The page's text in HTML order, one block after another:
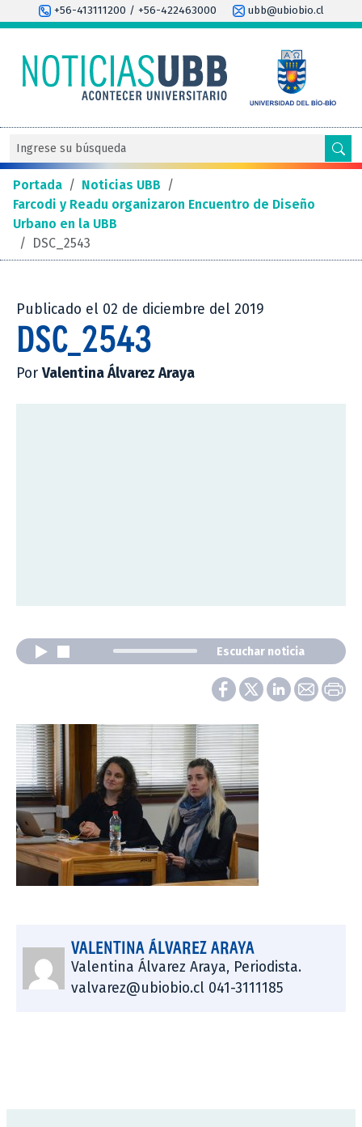
+56-413111200 / +56-422463000 ubb@ubiobio.cl
Portada / Noticias UBB /
Farcodi y Readu organizaron Encuentro de Diseño
Urbano en la UBB
/ DSC_2543
Publicado el 02 de diciembre del 2019
DSC_2543
PorValentina Álvarez Araya
Escuchar noticia
VALENTINA ÁLVAREZ ARAYA
Valentina Álvarez Araya, Periodista.
valvarez@ubiobio.cl 041-3111185